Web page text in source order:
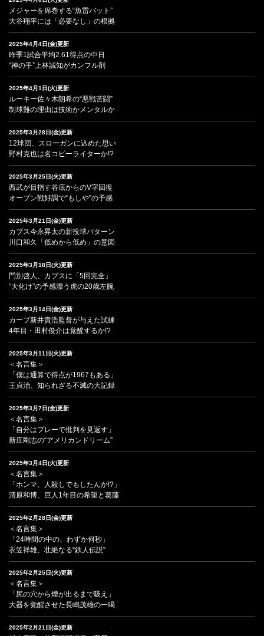
メジャーを席巻する“魚雷バット”
大谷翔平には「必要なし」の根拠
2025年4月4日(金)更新
昨季1試合平均2.61得点の中日
“神の手”上林誠知がカンフル剤
2025年4月1日(火)更新
ルーキー佐々木朗希の“悪戦苦闘”
制球難の理由は技術かメンタルか
2025年3月28日(金)更新
12球団、スローガンに込めた思い
野村克也は名コピーライターか!?
2025年3月25日(火)更新
西武が目指す谷底からのV字回復
オープン戦好調で“もしや”の予感
2025年3月21日(金)更新
カブス今永昇太の新投球パターン
川口和久「低めから低め」の意図
2025年3月18日(火)更新
門別啓人、カブスに「5回完全」
“大化け”の予感漂う虎の20歳左腕
2025年3月14日(金)更新
カープ新井貴浩監督が与えた試練
4年目・田村俊介は覚醒するか!?
2025年3月11日(火)更新
＜名言集＞
「僕は通算で得点が1967もある」
王貞治、知られざる不滅の大記録
2025年3月7日(金)更新
＜名言集＞
「自分はプレーで批判を見返す」
新庄剛志の“アメリカンドリーム”
2025年3月4日(火)更新
＜名言集＞
「ホンマ、人殺しでもしたんか!?」
清原和博、巨人1年目の希望と葛藤
2025年2月28日(金)更新
＜名言集＞
「24時間の中の、わずか何秒」
衣笠祥雄、壮絶なる“鉄人伝説”
2025年2月25日(火)更新
＜名言集＞
「尻の穴から煙が出るまで吸え」
大器を覚醒させた長嶋茂雄の一喝
2025年2月21日(金)更新